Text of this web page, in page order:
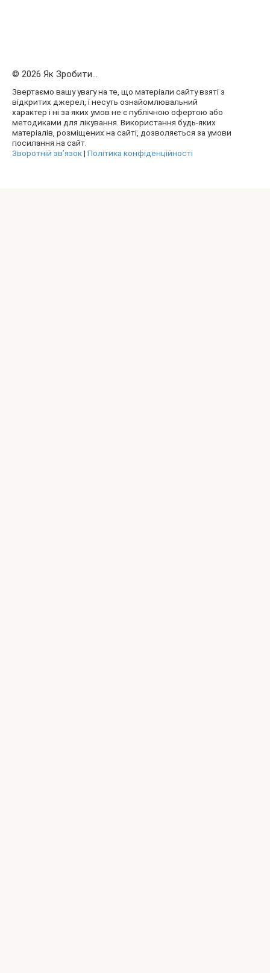
© 2026 Як Зробити...
Звертаємо вашу увагу на те, що матеріали сайту взяті з
відкритих джерел, і несуть ознайомлювальний
характер і ні за яких умов не є публічною офертою або
методиками для лікування. Використання будь-яких
матеріалів, розміщених на сайті, дозволяється за умови
посилання на сайт.
Зворотній зв’язок| Політика конфіденційності